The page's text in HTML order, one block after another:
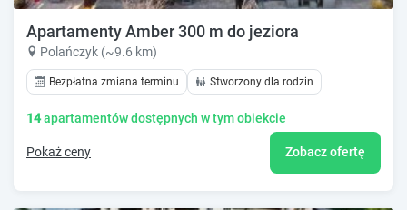
Apartamenty Amber 300 m do jeziora
Polańczyk (~9.6 km)
Bezpłatna zmiana terminu Stworzony dla rodzin
14apartamentów dostępnych w tym obiekcie
Pokaż ceny Zobacz ofertę